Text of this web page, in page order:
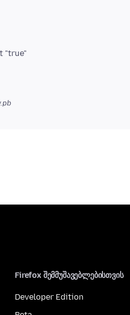
"true"
Firefox შემმუშავებლებისთვის
Developer Edition